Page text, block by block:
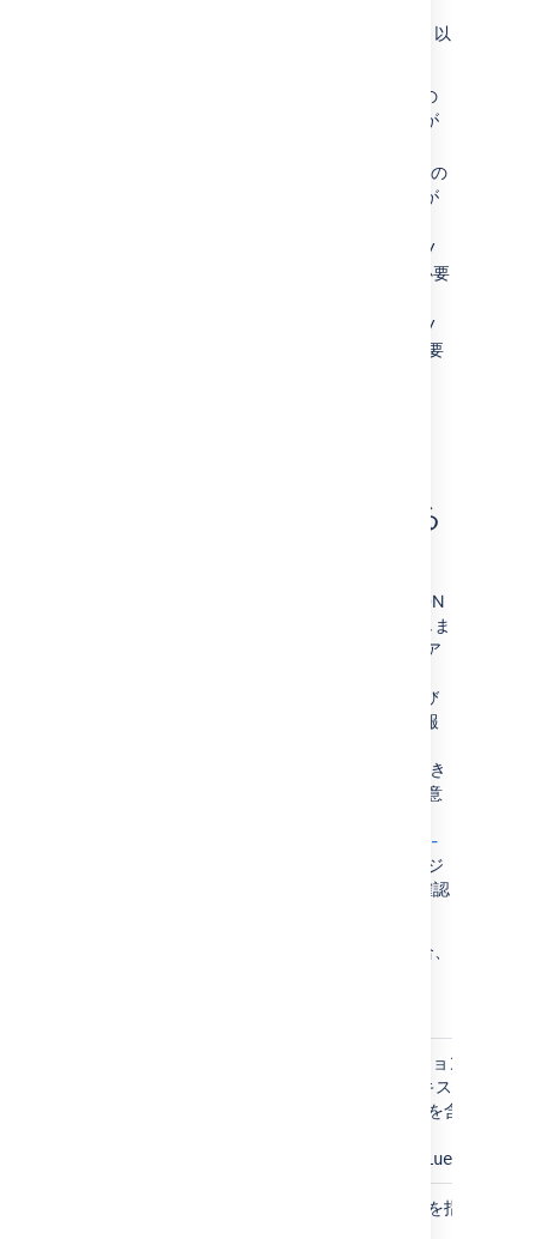
セットアップが安全かどうかを確認するには、以
の
GET は "403 FORBIDDEN" を返す必要が
の
GET は "403 FORBIDDEN" を返す必要が
https://internet-facing-proxy/s/
の GET は "404 NOT FOUND" を返す必要
https://internet-facing-proxy/s/
の GET は "403 FORBIDDEN" を返す必要
アセットをキャッシュする
CDN プロバイダのアカウントが必要です。CDN
に関連する費用はすべてお客様の責任で発生しま
す。アトラシアンでは現在、CDN からの静的ア
り、ページ コンテンツ、添付ファイル、および
ユーザー アバターなどの個人を特定可能な情報
最小限の労力で Amazon CloudFront を構成でき
をご用意
https://bitbucket.org/atlassian/atlassian-aws-
リポジ
トリ、すべての AWS デプロイ リソースをご確認
アトラシアンのテンプレートを使用しない場合、
アトラシアン アプリケーションの
ベース URL です。コンテキスト パ
スを構成済みの場合はそれを含め
mycompany.com/confluence
空欄のままにします。パスを指定